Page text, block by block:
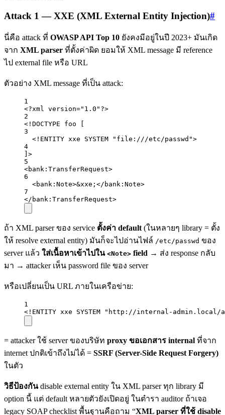
Attack 1 — XXE (XML External Entity Injection)#
นี่คือ attack ที่ OWASP API Top 10 ยังคงมีอยู่ในปี 2023+ มันเกิด
จาก XML parser ที่ตั้งค่าผิด ยอมให้ XML message มี reference
ไป external file หรือ URL
ตัวอย่าง XML message ที่เป็น attack:
1
<?xml version="1.0" ?>
2
<! DOCTYPE foo
3
<! ENTITY xxe SYSTEM "file:///etc/passwd">
4
]>
5
<bank:TransferRequest>
6
<bank:Note>&xxe; </ bank:Note>
7
</ bank:TransferRequest>
ถ้า XML parser ของ service ตั้งค่า default (ในหลายๆ library = ตั้ง
ให้ resolve external entity) มันก็จะไปอ่านไฟล์ /etc/passwd ของ
server แล้ว ใส่เนื้อหาเข้าไปใน <Note> field → ส่ง response กลับ
มา → attacker เห็น password file ของ server
หรือเปลี่ยนเป็น URL ภายในเครือข่าย:
1
<!ENTITY xxe SYSTEM "http://internal-
= attacker ใช้ server ของบริษัท proxy ขอเอกสาร internal ที่จาก
internet ปกติเข้าถึงไม่ได้ = SSRF (Server-Side Request Forgery)
ในตัว
วิธีป้องกันdisable external entity ใน XML parser ทุก library มี
option นี้ แต่ default หลายตัวยังเปิดอยู่ ในตำรา auditor ถ้าเจอ
legacy SOAP checklist พื้นฐานคือถาม “XML parser ที่ใช้ disable